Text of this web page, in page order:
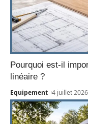
Pourquoi est-il
linéaire ?
Equipement 4 juillet 2026